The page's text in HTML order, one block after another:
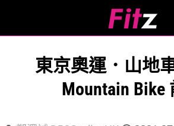
東京奧運．山地
Mountain Bike